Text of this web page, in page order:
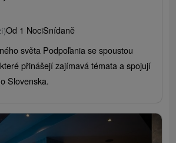
Od 1 NociSnídaně
světa Podpoľania se spoustou
přinášejí zajímavá témata a spojují
Slovenska.